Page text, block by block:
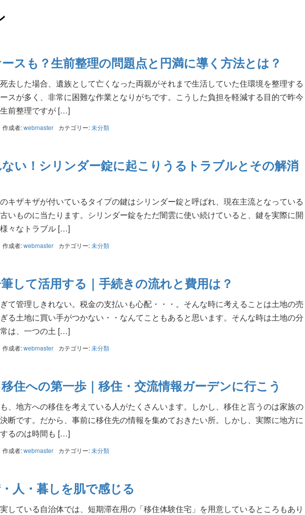
スも？生前整理の問題点と円満に導く方法とは？
去した場合、遺族として亡くなった両親がそれまで生活していた住環境を整理する
スが多く、非常に困難な作業となりがちです。こうした負担を軽減する目的で昨今
前整理ですが […]
作成者:webmaster カテゴリー:未分類
い！シリンダー錠に起こりうるトラブルとその解消
キザキザが付いているタイプの鍵はシリンダー錠と呼ばれ、現在主流となっている
いものに当たります。シリンダー錠をただ闇雲に使い続けていると、鍵を実際に開
々なトラブル […]
作成者:webmaster カテゴリー:未分類
して活用する｜手続きの流れと費用は？
て管理しきれない。税金の支払いも心配・・・。そんな時に考えることは土地の売
る土地に買い手がつかない・・なんてこともあると思います。そんな時は土地の分
は、一つの土 […]
作成者:webmaster カテゴリー:未分類
住への第一歩｜移住・交流情報ガーデンに行こう
、地方への移住を考えている人がたくさんいます。しかし、移住と言うのは家族の
断です。だから、事前に移住先の情報を集めておきたい所。しかし、実際に地方に
るのは時間も […]
作成者:webmaster カテゴリー:未分類
人・暮しを肌で感じる
している自治体では、短期滞在用の「移住体験住宅」を用意しているところもあり